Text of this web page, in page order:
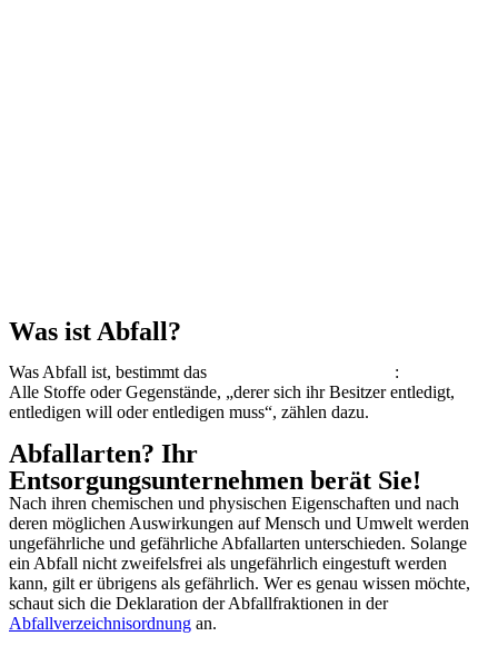
Was ist Abfall?
Was Abfall ist, bestimmt das
:
Alle Stoffe oder Gegenstände, „derer sich ihr Besitzer entledigt,
entledigen will oder entledigen muss“, zählen dazu.
Abfallarten? Ihr
Entsorgungsunternehmen berät Sie!
Nach ihren chemischen und physischen Eigenschaften und nach
deren möglichen Auswirkungen auf Mensch und Umwelt werden
ungefährliche und gefährliche Abfallarten unterschieden. Solange
ein Abfall nicht zweifelsfrei als ungefährlich eingestuft werden
kann, gilt er übrigens als gefährlich. Wer es genau wissen möchte,
schaut sich die Deklaration der Abfallfraktionen in der
Abfallverzeichnisordnung an.